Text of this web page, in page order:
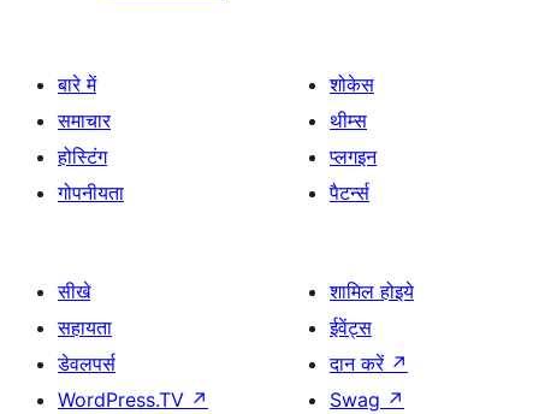
बारे में
समाचार
होस्टिंग
गोपनीयता
शोकेस
थीम्स
प्लगइन
पैटर्न्स
सीखे
सहायता
डेवलपर्स
WordPress.TV ↗
शामिल होइये
ईवेंट्स
दान करें ↗
Swag ↗